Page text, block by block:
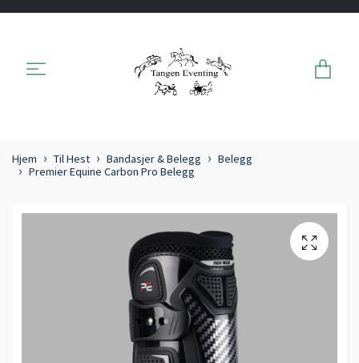
Hjem Til Hest Bandasjer & Belegg
Belegg
Premier Equine Carbon Pro Belegg